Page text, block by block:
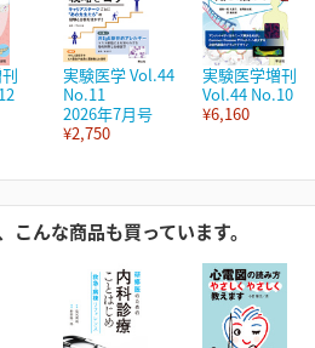
実験医学 Vol.44
No.11
2026年7月号
¥2,750
実験医学増刊
Vol.44 No.10
¥6,160
こんな商品も買っています。